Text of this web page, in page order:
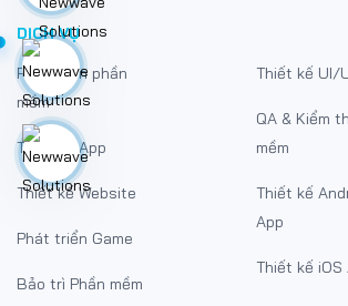
DỊCH VỤ
Phát triển phần
mềm
Thiết kế App
Thiết kế Website
Phát triển Game
Bảo trì Phần mềm
Thiết kế UI/
QA & Kiểm
mềm
Thiết kế
App
Thiết kế iOS